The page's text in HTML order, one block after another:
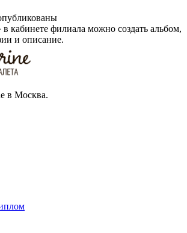
кабинете филиала можно создать альбом,
и описание.
в Москва.